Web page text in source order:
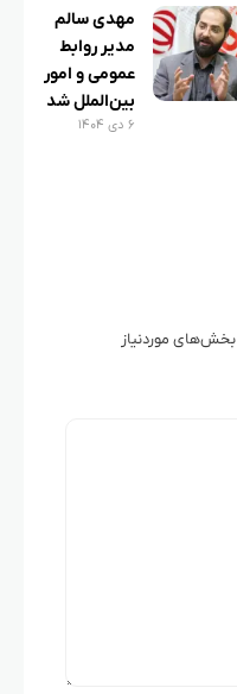
مهدی سالم
مدیر روابط
عمومی و امور
بین‌الملل شد
۶ دی ۱۴۰۴
بخش‌های موردنیاز